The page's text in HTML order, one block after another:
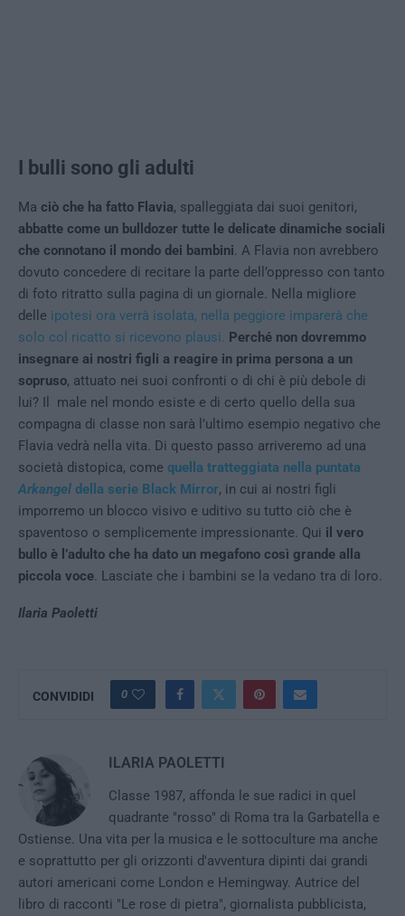
I bulli sono gli adulti
Ma ciò che ha fatto Flavia, spalleggiata dai suoi genitori,
abbatte come un bulldozer tutte le delicate dinamiche sociali
che connotano il mondo dei bambini. A Flavia non avrebbero
dovuto concedere di recitare la parte dell’oppresso con tanto
di foto ritratto sulla pagina di un giornale. Nella migliore
delle ipotesi ora verrà isolata, nella peggiore imparerà che
solo col ricatto si ricevono plausi. Perché non dovremmo
insegnare ai nostri figli a reagire in prima persona a un
sopruso, attuato nei suoi confronti o di chi è più debole di
lui? Il male nel mondo esiste e di certo quello della sua
compagna di classe non sarà l’ultimo esempio negativo che
Flavia vedrà nella vita. Di questo passo arriveremo ad una
società distopica, come quella tratteggiata nella puntata
Arkangel della serie Black Mirror, in cui ai nostri figli
imporremo un blocco visivo e uditivo su tutto ciò che è
spaventoso o semplicemente impressionante. Qui il vero
bullo è l’adulto che ha dato un megafono così grande alla
piccola voce. Lasciate che i bambini se la vedano tra di loro.
Ilaria Paoletti
CONVIDIDI 0
ILARIA PAOLETTI
Classe 1987, affonda le sue radici in quel
quadrante "rosso" di Roma tra la Garbatella e
Ostiense. Una vita per la musica e le sottoculture ma anche
e soprattutto per gli orizzonti d'avventura dipinti dai grandi
autori americani come London e Hemingway. Autrice del
libro di racconti "Le rose di pietra", giornalista pubblicista,